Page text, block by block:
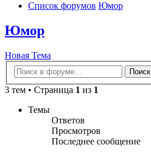
Список форумов Юмор
Юмор
Новая Тема
Поиск
3 тем • Страница 1 из 1
Темы
Ответов
Просмотров
Последнее сообщение